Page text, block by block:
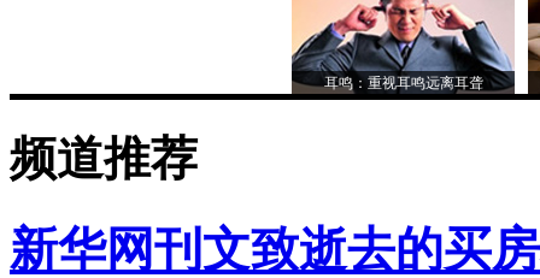
耳鸣：重视耳鸣远离耳聋
频道推荐
新华网刊文致逝去的买